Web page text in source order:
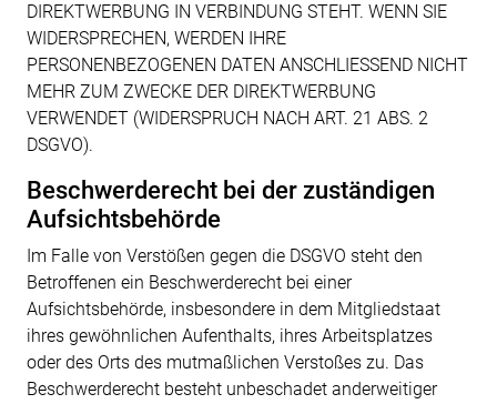
DIREKTWERBUNG IN VERBINDUNG STEHT. WENN SIE
WIDERSPRECHEN, WERDEN IHRE
PERSONENBEZOGENEN DATEN ANSCHLIESSEND NICHT
MEHR ZUM ZWECKE DER DIREKTWERBUNG
VERWENDET (WIDERSPRUCH NACH ART. 21 ABS. 2
DSGVO).
Beschwerde­recht bei der zuständigen
Aufsichts­behörde
Im Falle von Verstößen gegen die DSGVO steht den
Betroffenen ein Beschwerderecht bei einer
Aufsichtsbehörde, insbesondere in dem Mitgliedstaat
ihres gewöhnlichen Aufenthalts, ihres Arbeitsplatzes
oder des Orts des mutmaßlichen Verstoßes zu. Das
Beschwerderecht besteht unbeschadet anderweitiger